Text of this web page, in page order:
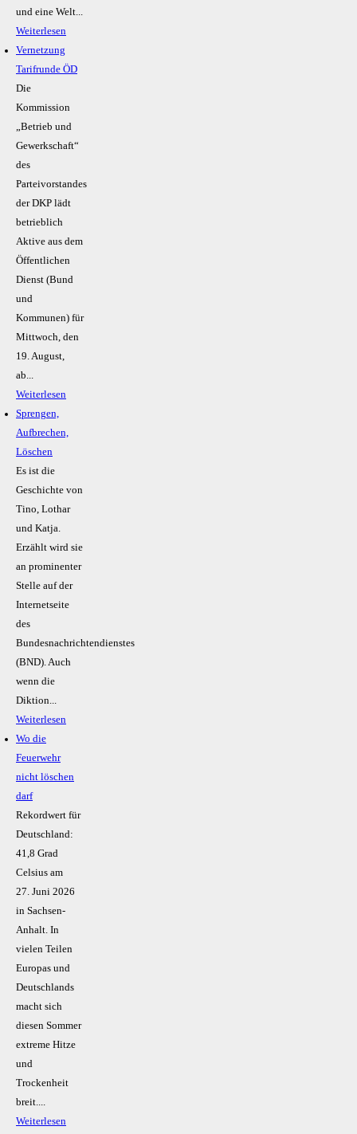
und eine Welt...
Weiterlesen
Vernetzung
Tarifrunde ÖD
Die
Kommission
„Betrieb und
Gewerkschaft“
des
Parteivorstandes
der DKP lädt
betrieblich
Aktive aus dem
Öffentlichen
Dienst (Bund
und
Kommunen) für
Mittwoch, den
19. August,
ab...
Weiterlesen
Sprengen,
Aufbrechen,
Löschen
Es ist die
Geschichte von
Tino, Lothar
und Katja.
Erzählt wird sie
an prominenter
Stelle auf der
Internetseite
des
Bundesnachrichtendienstes
(BND). Auch
wenn die
Diktion...
Weiterlesen
Wo die
Feuerwehr
nicht löschen
darf
Rekordwert für
Deutschland:
41,8 Grad
Celsius am
27. Juni 2026
in Sachsen-
Anhalt. In
vielen Teilen
Europas und
Deutschlands
macht sich
diesen Sommer
extreme Hitze
und
Trockenheit
breit....
Weiterlesen